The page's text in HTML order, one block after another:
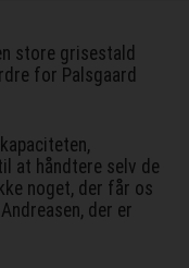
store grisestald
for Palsgaard
at håndtere selv de
noget, der får os
der er